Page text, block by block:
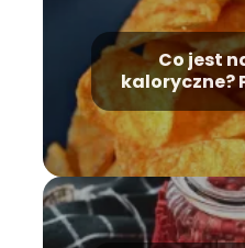
Co jest
kaloryczne?